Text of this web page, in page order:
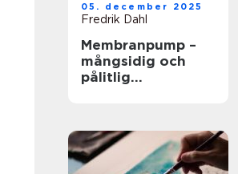
05. december 2025
Fredrik Dahl
Membranpump –
mångsidig och
pålitlig